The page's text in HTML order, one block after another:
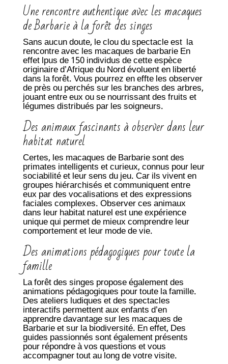
Une rencontre authentique avec les macaques
de Barbarie à la forêt des singes
Sans aucun doute, le clou du spectacle est la
rencontre avec les macaques de barbarieEn
effet lpus de 150 individus de cette espèce
originaire d’Afrique du Nord évoluent en liberté
dans la forêt. Vous pourrez en effte les observer
de près ou perchés sur les branches des arbres,
jouant entre eux ou se nourrissant des fruits et
légumes distribués par les soigneurs.
Des animaux fascinants à observer dans leur
habitat naturel
Certes, les macaques de Barbarie sont des
primates intelligents et curieux, connus pour leur
sociabilité et leur sens du jeu. Car ils vivent en
groupes hiérarchisés et communiquent entre
eux par des vocalisations et des expressions
faciales complexes. Observer ces animaux
dans leur habitat naturel est une expérience
unique qui permet de mieux comprendre leur
comportement et leur mode de vie.
Des animations pédagogiques pour toute la
famille
La forêt des singes propose également des
animations pédagogiques pour toute la famille.
Des ateliers ludiques et des spectacles
interactifs permettent aux enfants d’en
apprendre davantage sur les macaques de
Barbarie et sur la biodiversité. En effet, Des
guides passionnés sont également présents
pour répondre à vos questions et vous
accompagner tout au long de votre visite.